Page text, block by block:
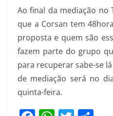
Ao final da mediação no
que a Corsan tem
proposta e quem são
fazem parte do grupo
para recuperar sabe-se
de mediação será no
quinta-feira.